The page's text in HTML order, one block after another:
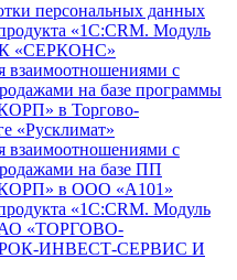
персональных данных
«1С:CRM. Модуль
«СЕРКОНС»
взаимоотношениями с
на базе программы
в Торгово-
«Русклимат»
взаимоотношениями с
на базе ПП
КОРП» в ООО «А101»
«1С:CRM. Модуль
«ТОРГОВО-
ИНВЕСТ-СЕРВИС И